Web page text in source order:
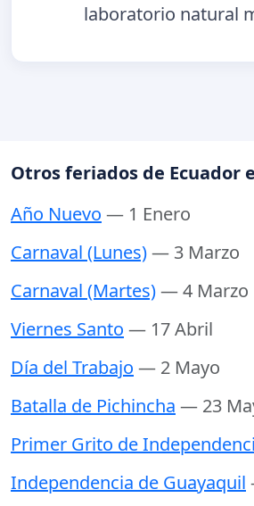
laboratorio natural
Otros feriados de Ecuador
Año Nuevo — 1 Enero
Carnaval (Lunes)— 3 Marzo
Carnaval (Martes)— 4 Marzo
Viernes Santo — 17 Abril
Día del Trabajo — 2 Mayo
Batalla de Pichincha — 23
Primer Grito de
Independencia de Guayaquil